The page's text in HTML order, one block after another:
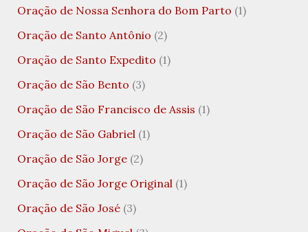
Oração de Nossa Senhora do Bom Parto (1)
Oração de Santo Antônio (2)
Oração de Santo Expedito (1)
Oração de São Bento (3)
Oração de São Francisco de Assis (1)
Oração de São Gabriel(1)
Oração de São Jorge(2)
Oração de São Jorge Original(1)
Oração de São José(3)